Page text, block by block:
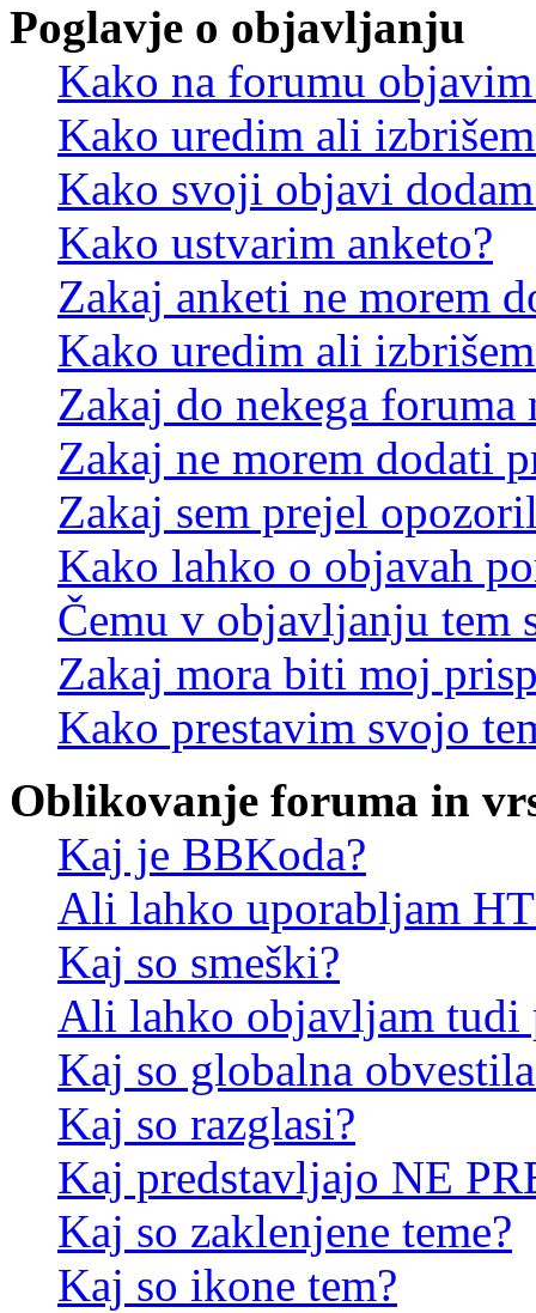
Poglavje o objavljanju
Kako na forumu
Kako uredim ali
Kako svoji objavi
Kako ustvarim anketo?
Zakaj anketi ne morem
Kako uredim ali
Zakaj do nekega foruma
Zakaj ne morem dodati
Zakaj sem prejel
Kako lahko o objavah
Čemu v objavljanju tem
Zakaj mora biti moj
Kako prestavim svojo
Oblikovanje foruma in
Kaj je BBKoda?
Ali lahko uporabljam
Kaj so smeški?
Ali lahko objavljam tudi
Kaj so globalna
Kaj so razglasi?
Kaj predstavljajo NE
Kaj so zaklenjene teme?
Kaj so ikone tem?